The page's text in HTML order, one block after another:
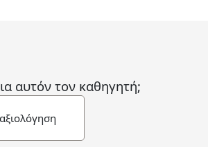
αυτόν τον καθηγητή;